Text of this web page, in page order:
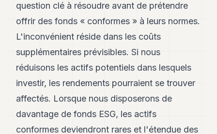
question clé à résoudre avant de prétendre
offrir des fonds « conformes » à leurs normes.
L'inconvénient réside dans les coûts
supplémentaires prévisibles. Si nous
réduisons les actifs potentiels dans lesquels
investir, les rendements pourraient se trouver
affectés. Lorsque nous disposerons de
davantage de fonds ESG, les actifs
conformes deviendront rares et l'étendue des